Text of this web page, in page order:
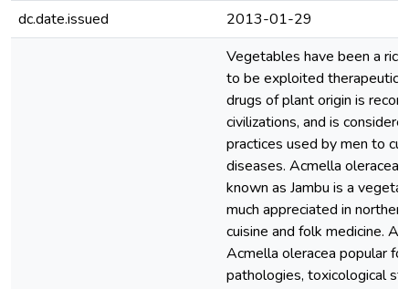
dc.date.issued
2013-01-29
Vegetables have been a
to be exploited
drugs of plant origin is
civilizations, and is
practices used by men to
diseases. Acmella oleracea
known as Jambu is a
much appreciated in
cuisine and folk medicine.
Acmella oleracea popular
pathologies, toxicological